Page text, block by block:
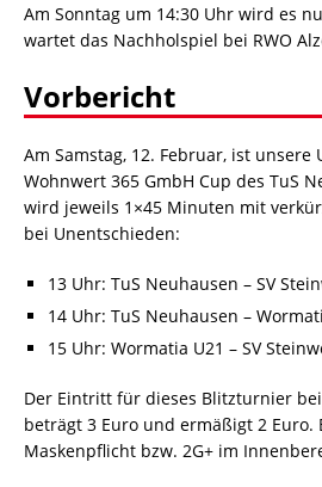
Am Sonntag um 14:30 Uhr wird es
wartet das Nachholspiel bei RWO
Vorbericht
Am Samstag, 12. Februar, ist unsere
Wohnwert 365 GmbH Cup des TuS
wird jeweils 1×45 Minuten mit
bei Unentschieden:
13 Uhr: TuS Neuhausen – SV
14 Uhr: TuS Neuhausen –
15 Uhr: Wormatia U21 – SV
Der Eintritt für dieses Blitzturnier
beträgt 3 Euro und ermäßigt 2 Euro.
Maskenpflicht bzw. 2G+ im